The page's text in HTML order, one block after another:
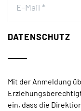
E-Mail *
DATENSCHUTZ
Mit der Anmeldung
ein, dass die